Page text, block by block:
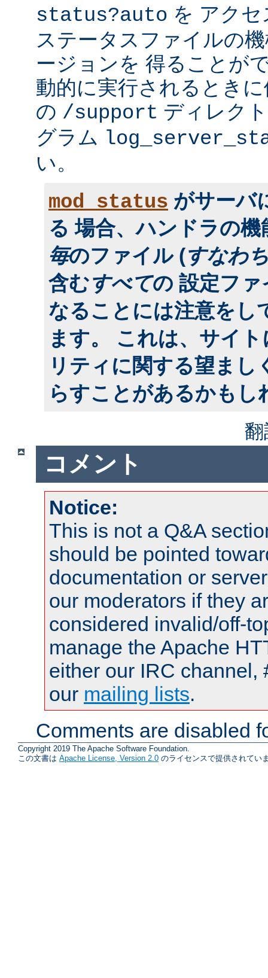
status?auto を アク
ステータスファイルの
ージョンを 得ることが
動的に実行されるとき
の /support ディレク
グラム
い。
mod_status がサーバ
る 場合、ハンドラの
毎のファイル (すなわ
含むすべての 設定フ
なることには注意をし
ます。 これは、サイ
リティに関する望まし
らすことがあるかもし
コメント
Notice:
This is not a Q&A
should be pointed
documentation or
our moderators if they
considered invalid/off-
manage the Apache
either our IRC channel,
our mailing lists.
Comments are disabled
Copyright 2019 The Apache Software Foundation.
この文書は Apache License, Version 2.0 のライセンスで提供されてい